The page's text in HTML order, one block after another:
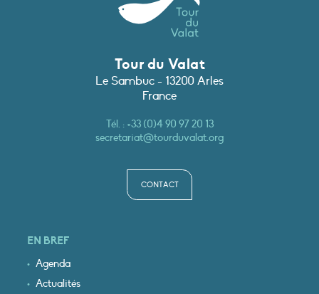
Tour du Valat
Le Sambuc - 13200 Arles
France
Tél. :+33 (0)4 90 97 20 13
secretariat@tourduvalat.org
CONTACT
EN BREF
Agenda
Actualités